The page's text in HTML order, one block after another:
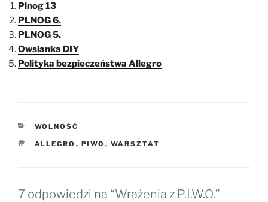
Plnog 13
PLNOG 6.
PLNOG 5.
Owsianka DIY
Polityka bezpieczeństwa Allegro
KATEGORIE
WOLNOŚĆ
TAGI
ALLEGRO , PIWO , WARSZTAT
7 odpowiedzi na “Wrażenia z P.I.W.O.”